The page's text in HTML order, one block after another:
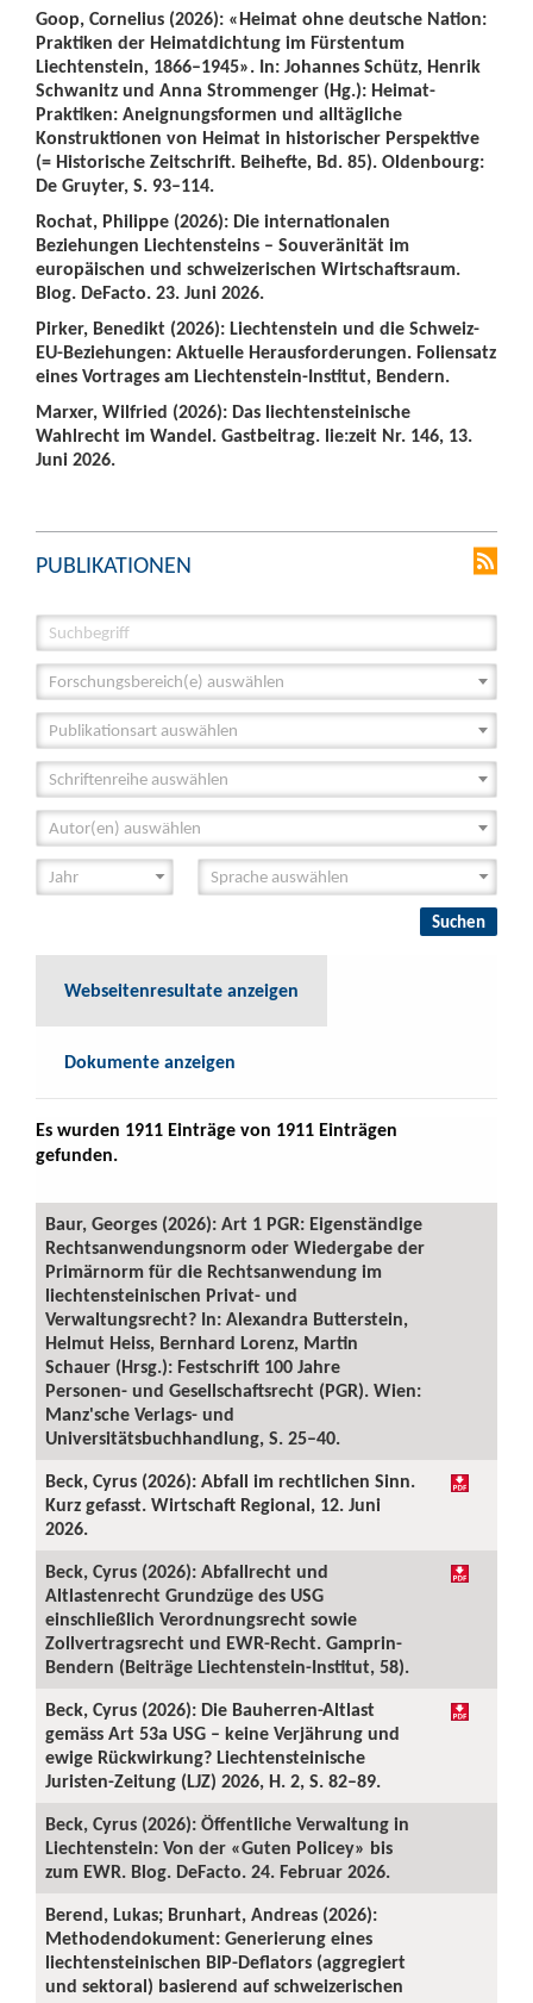
Goop, Cornelius (2026): «Heimat ohne deutsche Nation:
Praktiken der Heimatdichtung im Fürstentum
Liechtenstein, 1866–1945». In: Johannes Schütz, Henrik
Schwanitz und Anna Strommenger (Hg.): Heimat-
Praktiken: Aneignungsformen und alltägliche
Konstruktionen von Heimat in historischer Perspektive
(= Historische Zeitschrift. Beihefte, Bd. 85). Oldenbourg:
De Gruyter, S. 93–114.
Rochat, Philippe (2026): Die internationalen
Beziehungen Liechtensteins – Souveränität im
europäischen und schweizerischen Wirtschaftsraum.
Blog. DeFacto. 23. Juni 2026.
Pirker, Benedikt (2026): Liechtenstein und die Schweiz-
EU-Beziehungen: Aktuelle Herausforderungen. Foliensatz
eines Vortrages am Liechtenstein-Institut, Bendern.
Marxer, Wilfried (2026): Das liechtensteinische
Wahlrecht im Wandel. Gastbeitrag. lie:zeit Nr. 146, 13.
Juni 2026.
PUBLIKATIONEN
Forschungsbereich(e) auswählen
Publikationsart auswählen
Schriftenreihe auswählen
Autor(en) auswählen
Webseitenresultate anzeigen
Dokumente anzeigen
Es wurden 1911 Einträge von 1911 Einträgen
gefunden.
Baur, Georges (2026): Art 1 PGR: Eigenständige
Rechtsanwendungsnorm oder Wiedergabe der
Primärnorm für die Rechtsanwendung im
liechtensteinischen Privat- und
Verwaltungsrecht? In: Alexandra Butterstein,
Helmut Heiss, Bernhard Lorenz, Martin
Schauer (Hrsg.): Festschrift 100 Jahre
Personen- und Gesellschaftsrecht (PGR). Wien:
Manz'sche Verlags- und
Universitätsbuchhandlung, S. 25–40.
Beck, Cyrus (2026): Abfall im rechtlichen Sinn.
Kurz gefasst. Wirtschaft Regional, 12. Juni
2026.
Beck, Cyrus (2026): Abfallrecht und
Altlastenrecht Grundzüge des USG
einschließlich Verordnungsrecht sowie
Zollvertragsrecht und EWR-Recht. Gamprin-
Bendern (Beiträge Liechtenstein-Institut, 58).
Beck, Cyrus (2026): Die Bauherren-Altlast
gemäss Art 53a USG – keine Verjährung und
ewige Rückwirkung? Liechtensteinische
Juristen-Zeitung (LJZ) 2026, H. 2, S. 82–89.
Beck, Cyrus (2026): Öffentliche Verwaltung in
Liechtenstein: Von der «Guten Policey» bis
zum EWR. Blog. DeFacto. 24. Februar 2026.
Berend, Lukas; Brunhart, Andreas (2026):
Methodendokument: Generierung eines
liechtensteinischen BIP-Deflators (aggregiert
und sektoral) basierend auf schweizerischen